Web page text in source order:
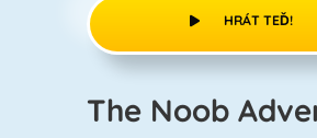
HRÁT TEĎ!
The Noob